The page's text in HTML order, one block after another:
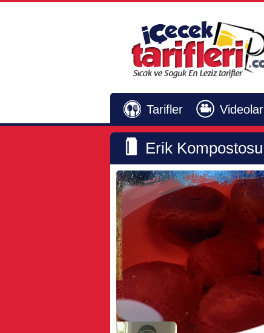
Tarifler Videolar
Erik Kompostosu